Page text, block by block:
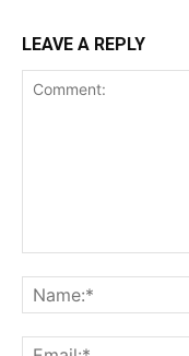
LEAVE A REPLY